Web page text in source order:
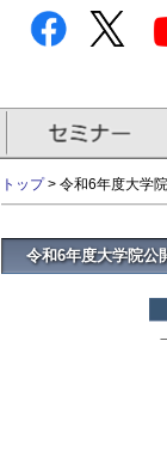
トップ> 令和6年度大学
令和6年度大学院公